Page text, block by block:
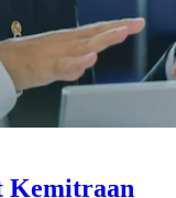
Kemitraan